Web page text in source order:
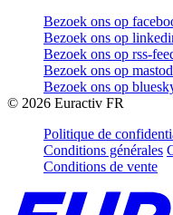
Bezoek ons op
Bezoek ons op
Bezoek ons op rss-
Bezoek ons op
Bezoek ons op
© 2026 Euractiv FR
Politique de
Conditions générales
Conditions de vente